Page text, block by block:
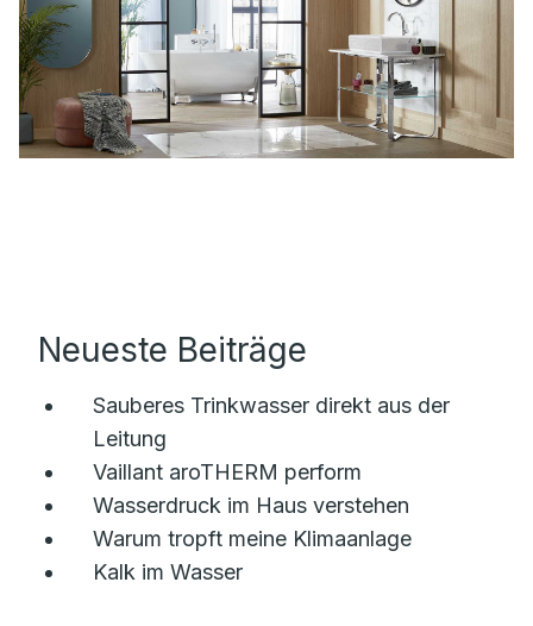
Neueste Beiträge
Sauberes Trinkwasser direkt aus der
Leitung
Vaillant aroTHERM perform
Wasserdruck im Haus verstehen
Warum tropft meine Klimaanlage
Kalk im Wasser